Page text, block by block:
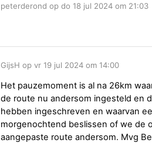
peterderond op do 18 jul 2024 om 21:03
GijsH op vr 19 jul 2024 om 14:00
Het pauzemoment is al na 26km
de route nu andersom ingesteld en
hebben ingeschreven en waarvan
morgenochtend beslissen of we de
aangepaste route andersom. Mvg